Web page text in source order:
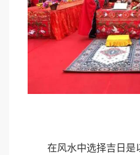
在风水中选择吉日是